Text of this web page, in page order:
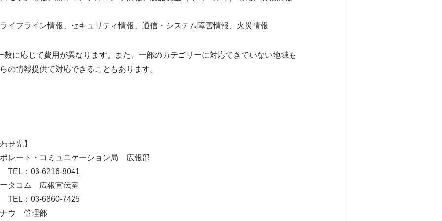
イフライン情報、セキュリティ情報、通信・システム障害情報、火災情報
に応じて費用が異なります。また、一部のカテゴリーに対応できていない地域も
の情報提供で対応できることもあります。
せ先】
ート・コミュニケーション局 広報部
6216-8041
ータコム 広報宣伝室
6860-7425
ウ 管理部